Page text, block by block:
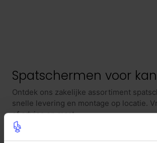
Spatschermen voor
Ontdek ons zakelijke assortiment
snelle levering en montage op locatie.
of advies op maat.
Highlights